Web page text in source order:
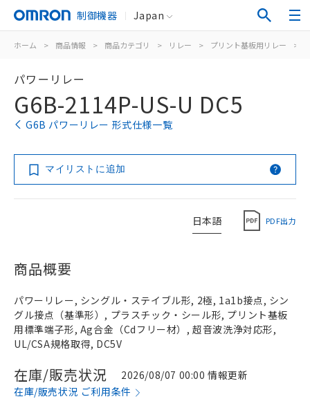
制御機器 Japan
ホーム > 商品情報 > 商品カテゴリ > リレー > プリント基板用リレー >
パワーリレー
G6B-2114P-US-U DC5
G6B パワーリレー 形式仕様一覧
マイリストに追加
日本語 PDF出力
商品概要
パワーリレー, シングル・ステイブル形, 2極, 1a1b接点, シン
グル接点（基準形）, プラスチック・シール形, プリント基板
用標準端子形, Ag合金（Cdフリー材）, 超音波洗浄対応形,
UL/CSA規格取得, DC5V
在庫/販売状況
2026/08/07 00:00 情報更新
在庫/販売状況 ご利用条件